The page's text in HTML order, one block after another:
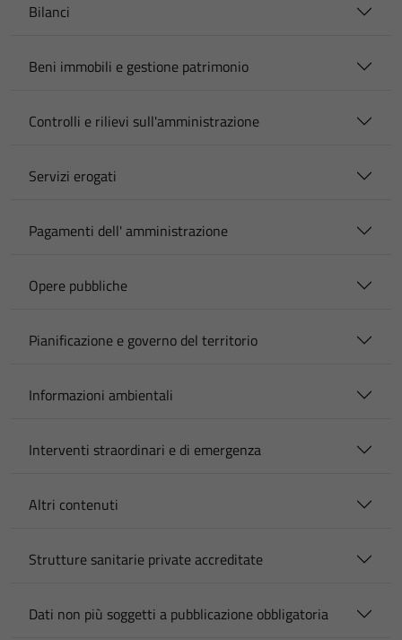
Bilanci
Beni immobili e gestione patrimonio
Controlli e rilievi sull'amministrazione
Servizi erogati
Pagamenti dell' amministrazione
Opere pubbliche
Pianificazione e governo del territorio
Informazioni ambientali
Interventi straordinari e di emergenza
Altri contenuti
Strutture sanitarie private accreditate
Dati non più soggetti a pubblicazione obbligatoria